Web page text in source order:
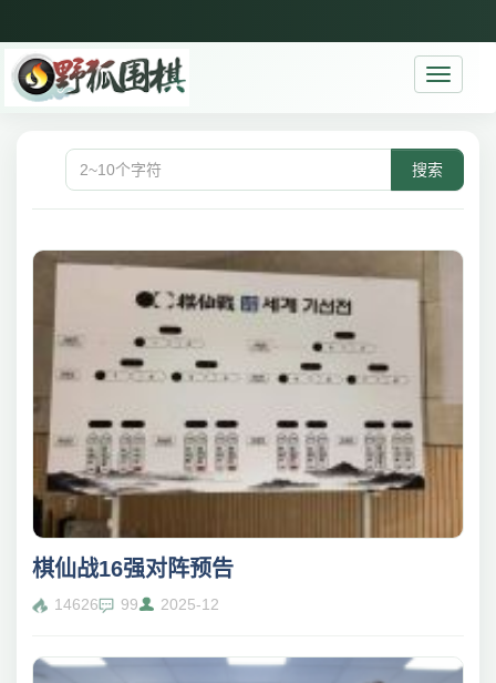
Toggle
搜索
棋仙战16强对阵预告
14626 99 2025-12